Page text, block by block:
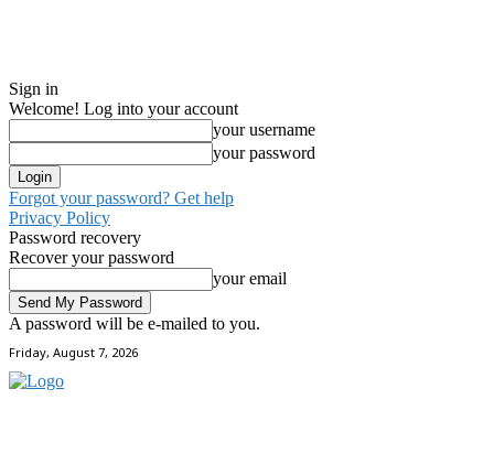
Sign in
Welcome! Log into your account
your username
your password
Forgot your password? Get help
Privacy Policy
Password recovery
Recover your password
your email
A password will be e-mailed to you.
Friday, August 7, 2026